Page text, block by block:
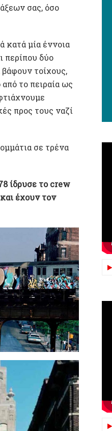
σας, όσο
κατά μία έννοια
περίπου δύο
βάφουν τοίχους,
το πειραία ως
προς τους ναζί
σε τρένα
ίδρυσε το crew
έχουν τον